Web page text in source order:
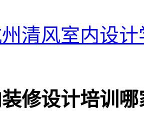
清风室内设计
修设计培训哪